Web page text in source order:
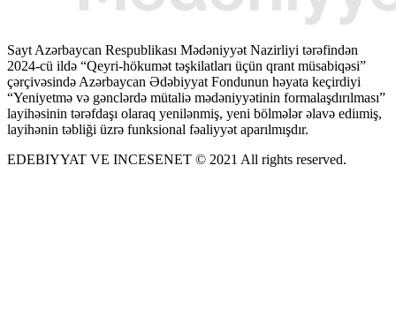
Sayt Azərbaycan Respublikası Mədəniyyət Nazirliyi tərəfindən
2024-cü ildə “Qeyri-hökumət təşkilatları üçün qrant müsabiqəsi”
çərçivəsində Azərbaycan Ədəbiyyat Fondunun həyata keçirdiyi
“Yeniyetmə və gənclərdə mütaliə mədəniyyətinin formalaşdırılması”
layihəsinin tərəfdaşı olaraq yenilənmiş, yeni bölmələr əlavə ediımiş,
layihənin təbliği üzrə funksional fəaliyyət aparılmışdır.
EDEBIYYAT VE INCESENET © 2021 All rights reserved.